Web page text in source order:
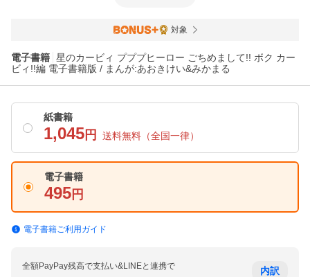
対象
電子書籍 星のカービィ プププヒーロー ごちめまして!! ボク カー
ビィ!!編 電子書籍版 / まんが:あおきけい&みかまる
紙書籍
1,045 円 送料無料 （全国一律）
電子書籍
495 円
電子書籍ご利用ガイド
全額PayPay残高で支払い&LINEと連携で 内訳